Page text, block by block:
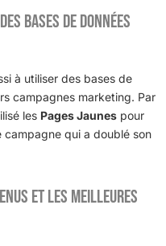
bases de données
à utiliser des bases de
campagnes marketing. Par
les Pages Jaunes pour
qui a doublé son
et les meilleures